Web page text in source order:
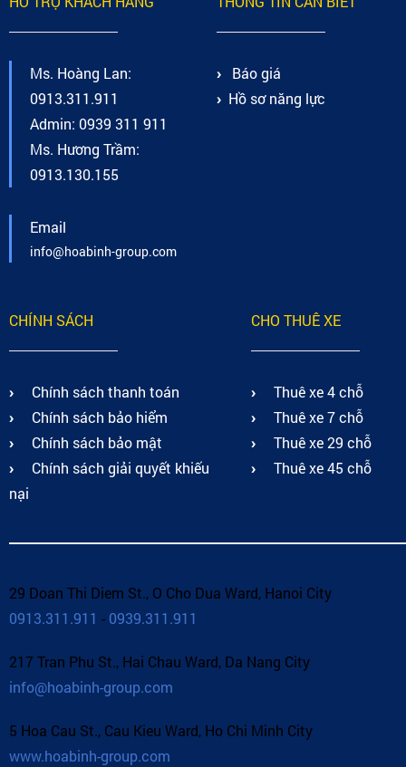
Ms. Hoàng Lan:
0913.311.911
Admin: 0939 311 911
Ms. Hương Trầm:
0913.130.155
Email
info@hoabinh-group.com
Báo giá
Hồ sơ năng lực
CHÍNH SÁCH
Chính sách thanh toán
Chính sách bảo hiểm
Chính sách bảo mật
Chính sách giải quyết khiếu
nại
CHO THUÊ XE
Thuê xe 4 chỗ
Thuê xe 7 chỗ
Thuê xe 29 chỗ
Thuê xe 45 chỗ
29 Doan Thi Diem St., O Cho Dua Ward, Hanoi City
0913.311.911 - 0939.311.911
217 Tran Phu St., Hai Chau Ward, Da Nang City
info@hoabinh-group.com
5 Hoa Cau St., Cau Kieu Ward, Ho Chi Minh City
www.hoabinh-group.com